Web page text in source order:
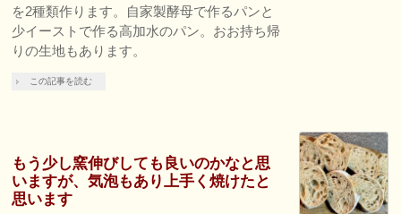
を2種類作ります。自家製酵母で作るパンと
少イーストで作る高加水のパン。おお持ち帰
りの生地もあります。
この記事を読む
もう少し窯伸びしても良いのかなと思
いますが、気泡もあり上手く焼けたと
思います